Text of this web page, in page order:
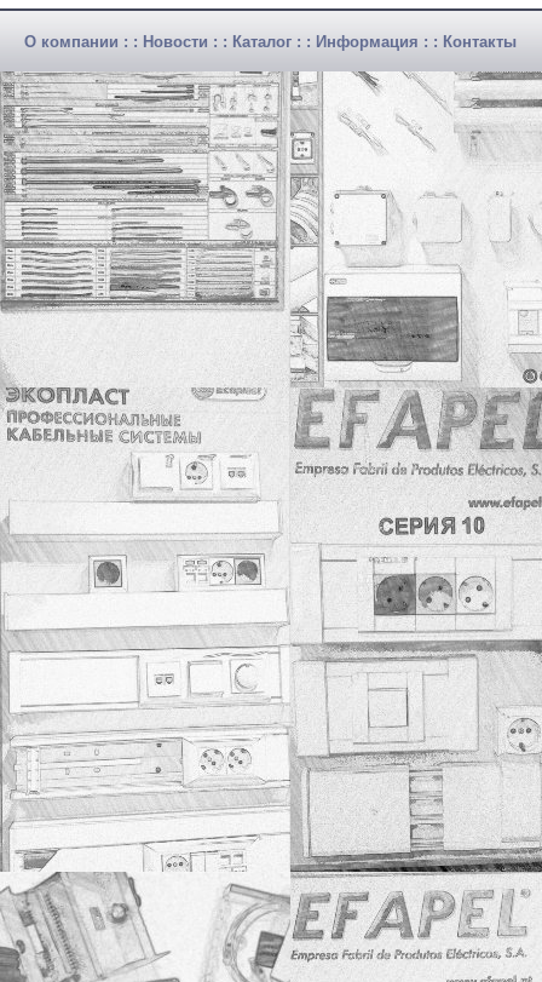
О компании : : Новости : : Каталог : : Информация : : Контакты